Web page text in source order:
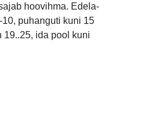
hoovihma. Edela-
puhanguti kuni 15
19..25, ida pool kuni